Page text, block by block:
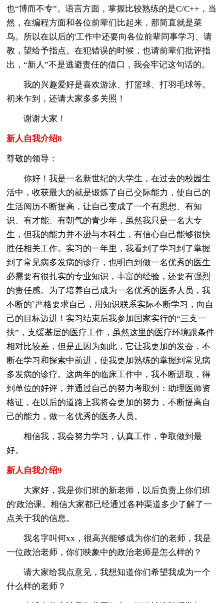
也“博而不专”。语言方面，掌握比较熟练的是C/C++，当
然，在编程方面和各位前辈们比起来，那简直就是菜
鸟。所以在以后的'工作中还要向各位前辈同事学习、请
教，望给予指点。在犯错误的时候，也请前辈们批评指
出，“新人”不是逃避责任的借口，我会牢记这句话的。
我的兴趣爱好是喜欢游泳、打篮球、打羽毛球等。
初来乍到，还请大家多多关照！
谢谢大家！
新人自我介绍8
尊敬的领导：
你好！我是一名新世纪的大学生，在过去的校园生
活中，收获最大的就是锻炼了自己交际能力，使自己的
生活阅历不断提高，让自己变成了一个有思想、有知
识、有才能、有朝气的青少年，虽然我只是一名大专
生，但我的能力并不逊与本科生，有信心自己能够很快
胜任相关工作。实习的一年里，我看到了学习到了掌握
到了常见病多发病的诊疗，也明白到做一名优秀的医生
必需要有很扎实的专业知识，丰富的经验，还要有强烈
的责任感。为了培养自己成为一名优秀的医务人员，我
不断的`严格要求自己，用知识联系实际不断学习，向自
己的目标迈进！实习结束后我参加国家实行的“三支一
扶”，支缓基层的医疗工作，虽然这里的医疗环境跟条件
相对比较差，但是正因为如此，它让我更加的发奋，不
断在学习和探索中前进，使我更加熟练的掌握到常见病
多发病的诊疗。这两年的临床工作中，我不断进取，得
到单位的好评，并通过自己的努力考取到：助理医师资
格证，在以后的道路上我将会更加的努力，不断提高自
己的能力，做一名优秀的医务人员。
相信我，我会努力学习，认真工作，争取做到最
好。
新人自我介绍9
大家好，我是你们班的新老师，以后负责上你们班
的'政治课。相信大家都已经通过各种渠道多少了解了一
点关于我的信息。
我名字叫何xx，很高兴能够成为你们的老师，我是
一位政治老师，你们映象中的政治老师是怎么样的？
请大家给我点意见，我想知道你们希望我成为一个
什么样的老师？